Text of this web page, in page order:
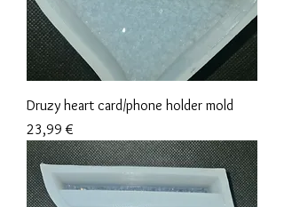
Druzy heart card/phone holder mold
Precio
23,99 €